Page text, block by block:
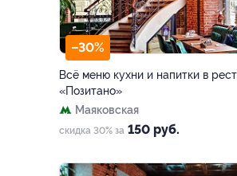
–30%
Всё меню кухни и напитки в
«Позитано»
Маяковская
скидка 30% за 150 руб.